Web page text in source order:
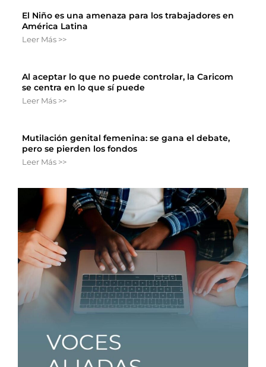
El Niño es una amenaza para los trabajadores en
América Latina
Leer Más >>
Al aceptar lo que no puede controlar, la Caricom
se centra en lo que sí puede
Leer Más >>
Mutilación genital femenina: se gana el debate,
pero se pierden los fondos
Leer Más >>